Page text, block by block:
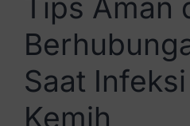
Tips Aman
Saat
Kemih